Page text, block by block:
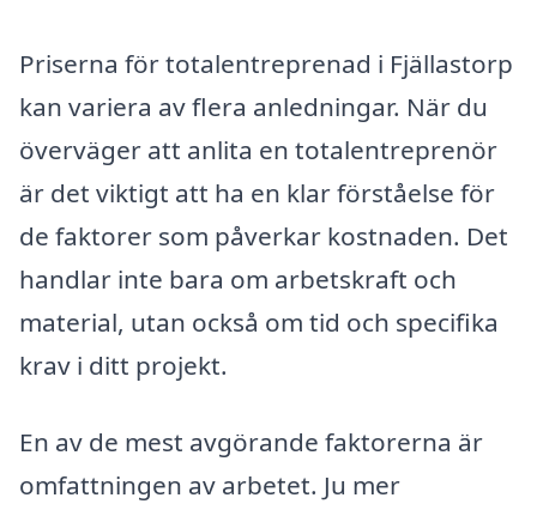
Priserna för totalentreprenad i Fjällastorp
kan variera av flera anledningar. När du
överväger att anlita en totalentreprenör
är det viktigt att ha en klar förståelse för
de faktorer som påverkar kostnaden. Det
handlar inte bara om arbetskraft och
material, utan också om tid och specifika
krav i ditt projekt.
En av de mest avgörande faktorerna är
omfattningen av arbetet. Ju mer